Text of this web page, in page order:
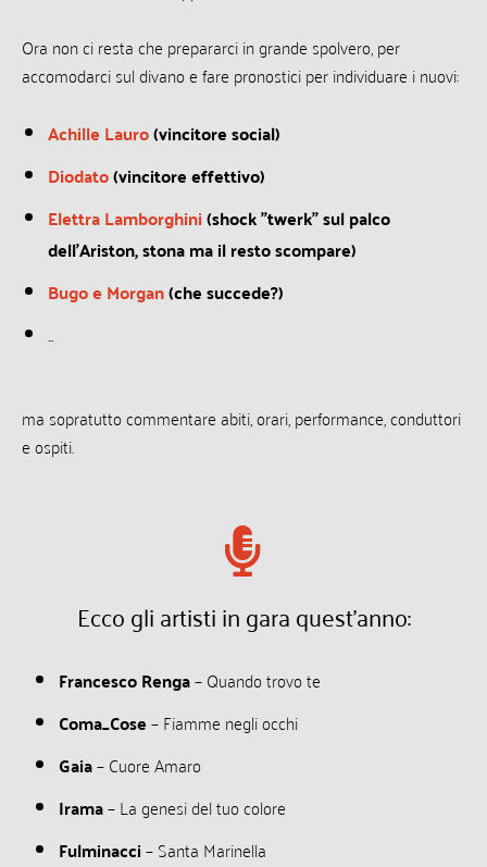
Ora non ci resta che prepararci in grande spolvero, per
accomodarci sul divano e fare pronostici per individuare i nuovi:
Achille Lauro(vincitore social)
Diodato(vincitore effettivo)
Elettra Lamborghini(shock ”twerk” sul palco
dell’Ariston, stona ma il resto scompare)
Bugo e Morgan(che succede?)
…
ma sopratutto commentare abiti, orari, performance, conduttori
e ospiti.
Ecco gli artisti in gara quest’anno:
Francesco Renga– Quando trovo te
Coma_Cose– Fiamme negli occhi
Gaia– Cuore Amaro
Irama– La genesi del tuo colore
Fulminacci– Santa Marinella